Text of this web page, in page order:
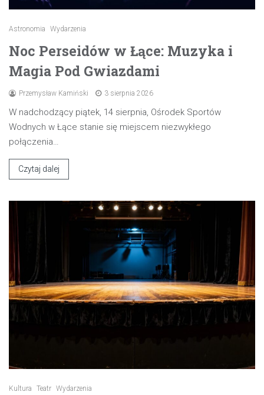
Astronomia Wydarzenia
Noc Perseidów w Łące: Muzyka i
Magia Pod Gwiazdami
Przemysław Kamiński 3 sierpnia 2026
W nadchodzący piątek, 14 sierpnia, Ośrodek Sportów
Wodnych w Łące stanie się miejscem niezwykłego
połączenia…
Czytaj dalej
Kultura Teatr Wydarzenia